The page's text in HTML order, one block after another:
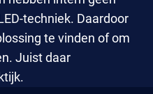
techniek. Daardoor
te vinden of om
Juist daar